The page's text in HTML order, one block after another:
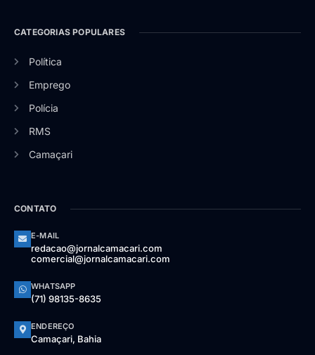
CATEGORIAS POPULARES
Política
Emprego
Polícia
RMS
Camaçari
CONTATO
E-MAIL
redacao@jornalcamacari.com
comercial@jornalcamacari.com
WHATSAPP
(71) 98135-8635
ENDEREÇO
Camaçari, Bahia